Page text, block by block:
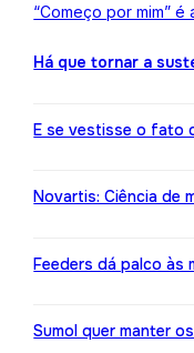
“Começo por mim”
Há que tornar a
E se vestisse o fato
Novartis: Ciência de
Feeders dá palco às
Sumol quer manter